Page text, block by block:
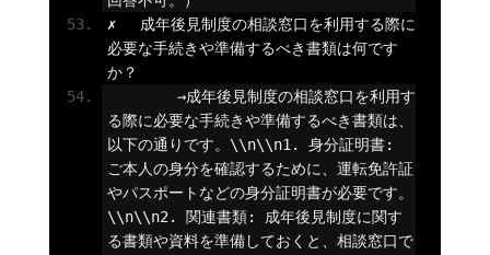
✗
成年後見制度の相談窓口を利用する際に
必要な手続きや準備するべき書類は何です
か？
→成年後見制度の相談窓口を利用す
る際に必要な手続きや準備するべき書類は、
以下の通りです。 \\n\\n1.
身分証明書:
ご本人の身分を確認するために、運転免許証
やパスポートなどの身分証明書が必要です。
\\n\\n2. 関連書類:
成年後見制度に関す
る書類や資料を準備しておくと、相談窓口で